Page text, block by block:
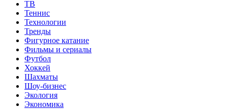
ТВ
Теннис
Технологии
Тренды
Фигурное катание
Фильмы и сериалы
Футбол
Хоккей
Шахматы
Шоу-бизнес
Экология
Экономика